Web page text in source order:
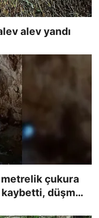
alev yandı
metrelik çukura
kaybetti, düşme